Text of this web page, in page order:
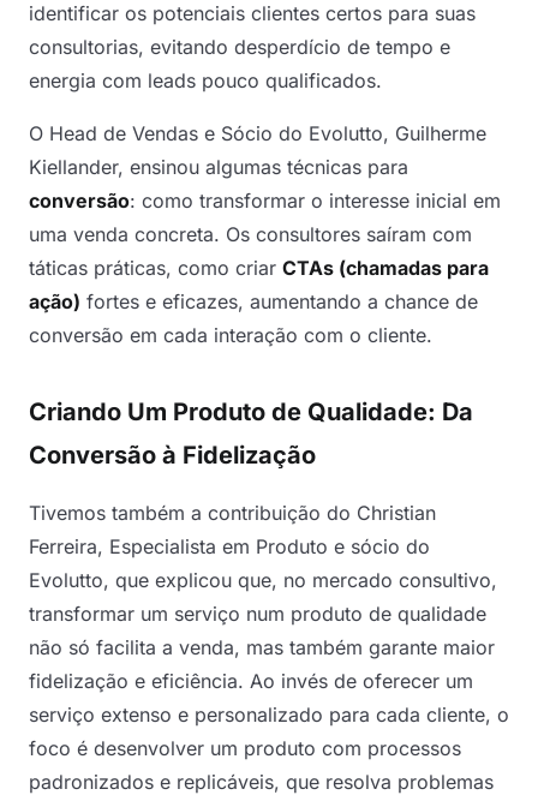
identificar os potenciais clientes certos para suas
consultorias, evitando desperdício de tempo e
energia com leads pouco qualificados.
O Head de Vendas e Sócio do Evolutto, Guilherme
Kiellander, ensinou algumas técnicas para
conversão: como transformar o interesse inicial em
uma venda concreta. Os consultores saíram com
táticas práticas, como criar CTAs (chamadas para
ação) fortes e eficazes, aumentando a chance de
conversão em cada interação com o cliente.
Criando Um Produto de Qualidade: Da
Conversão à Fidelização
Tivemos também a contribuição do Christian
Ferreira, Especialista em Produto e sócio do
Evolutto, que explicou que, no mercado consultivo,
transformar um serviço num produto de qualidade
não só facilita a venda, mas também garante maior
fidelização e eficiência. Ao invés de oferecer um
serviço extenso e personalizado para cada cliente, o
foco é desenvolver um produto com processos
padronizados e replicáveis, que resolva problemas